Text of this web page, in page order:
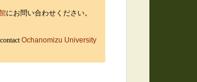
にお問い合わせください。
Ochanomizu University